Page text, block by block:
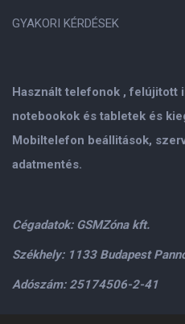
Használt telefonok , felújitott
notebookok és tabletek és
Mobiltelefon beállitások,
adatmentés.
Cégadatok: GSMZóna kft.
Székhely: 1133 Budapest
Adószám: 25174506-2-41
GYAKORI KÉRDÉSEK